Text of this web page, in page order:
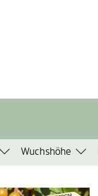
Wuchshöhe